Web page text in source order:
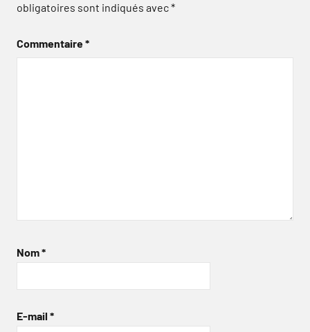
obligatoires sont indiqués avec*
Commentaire*
Nom*
E-mail *